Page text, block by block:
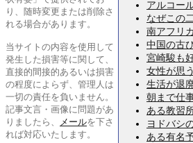
アルコー
なぜこの
南アフリ
中国の古
宮崎駿も
女性が思
生活が退
朝まで仕
ある教習
ヨドバシ
ある有名
り、随時変更または削除さ
れる場合があります。
当サイトの内容を使用して
発生した損害等に関して、
直接的間接的あるいは損害
の程度によらず、管理人は
一切の責任を負いません。
記事文言・画像に問題があ
りましたら、
メールを下さ
れば対応いたします。